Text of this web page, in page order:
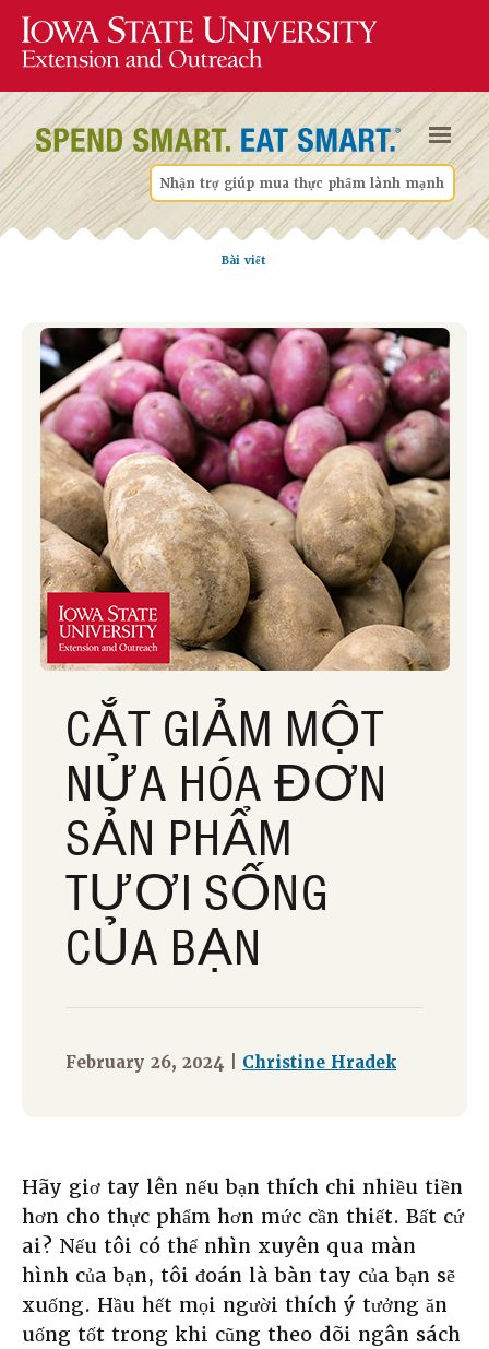
Nhận trợ giúp mua thực phẩm lành mạnh
Bài viết
CẮT GIẢM MỘT
NỬA HÓA ĐƠN
SẢN PHẨM
TƯƠI SỐNG
CỦA BẠN
February 26, 2024 | Christine Hradek
Hãy giơ tay lên nếu bạn thích chi nhiều tiền
hơn cho thực phẩm hơn mức cần thiết. Bất cứ
ai? Nếu tôi có thể nhìn xuyên qua màn
hình của bạn, tôi đoán là bàn tay của bạn sẽ
xuống. Hầu hết mọi người thích ý tưởng ăn
uống tốt trong khi cũng theo dõi ngân sách